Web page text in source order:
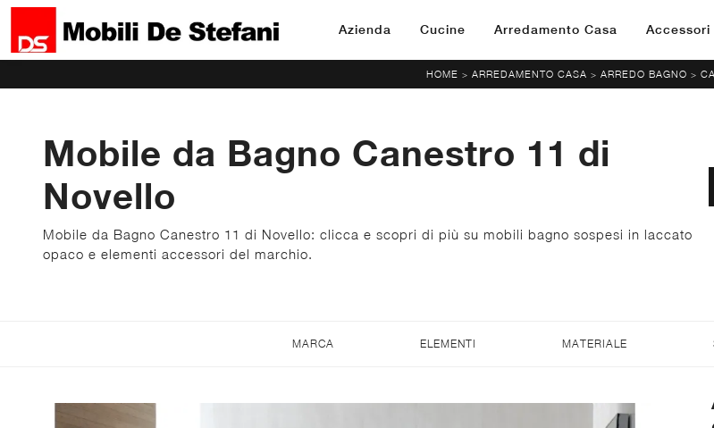
Azienda Cucine Arredamento Casa Accessori
HOME > ARREDAMENTO CASA > ARREDO BAGNO >
Mobile da Bagno Canestro 11 di
Novello
Mobile da Bagno Canestro 11 di Novello: clicca e scopri di più su mobili bagno sospesi in laccato
opaco e elementi accessori del marchio.
MARCA ELEMENTI MATERIALE